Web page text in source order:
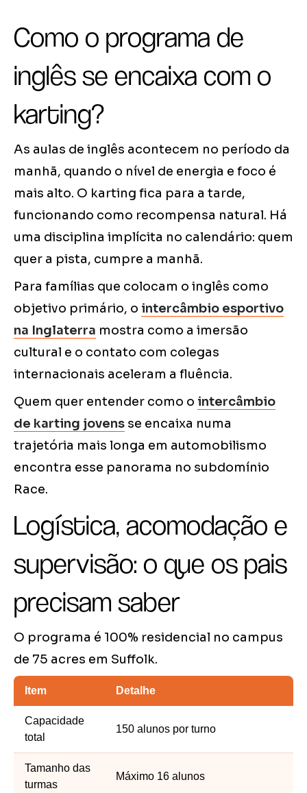
Como o programa de
inglês se encaixa com o
karting?
As aulas de inglês acontecem no período da
manhã, quando o nível de energia e foco é
mais alto. O karting fica para a tarde,
funcionando como recompensa natural. Há
uma disciplina implícita no calendário: quem
quer a pista, cumpre a manhã.
Para famílias que colocam o inglês como
objetivo primário, o intercâmbio esportivo
na Inglaterra mostra como a imersão
cultural e o contato com colegas
internacionais aceleram a fluência.
Quem quer entender como o intercâmbio
de karting jovens se encaixa numa
trajetória mais longa em automobilismo
encontra esse panorama no subdomínio
Race.
Logística, acomodação e
supervisão: o que os pais
precisam saber
O programa é 100% residencial no campus
de 75 acres em Suffolk.
Item Detalhe
Capacidade
total
150 alunos por turno
Tamanho das
turmas
Máximo 16 alunos